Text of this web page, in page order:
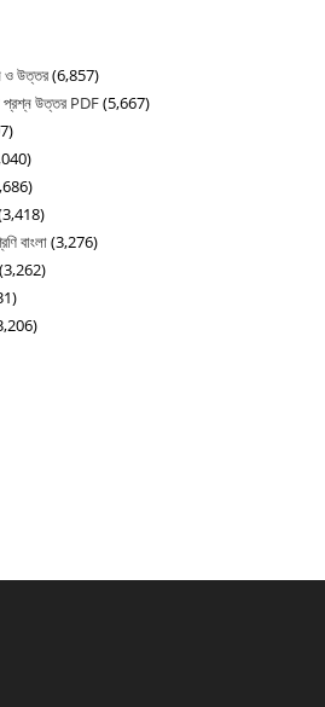
ও উত্তর(6,857)
প্রশ্ন উত্তর PDF(5,667)
বাংলা(3,276)
(3,262)